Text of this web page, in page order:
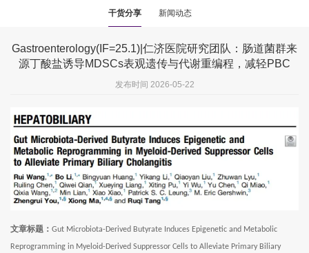
干货分享 新闻动态
Gastroenterology(IF=25.1)|仁济医院研究团队：肠道菌群来
源丁酸盐诱导MDSCs表观遗传与代谢重编程，减轻PBC
发布时间 2026-05-22
文章标题： Gut Microbiota-Derived Butyrate Induces Epigenetic and Metabolic
Reprogramming in Myeloid-Derived Suppressor Cells to Alleviate Primary Biliary